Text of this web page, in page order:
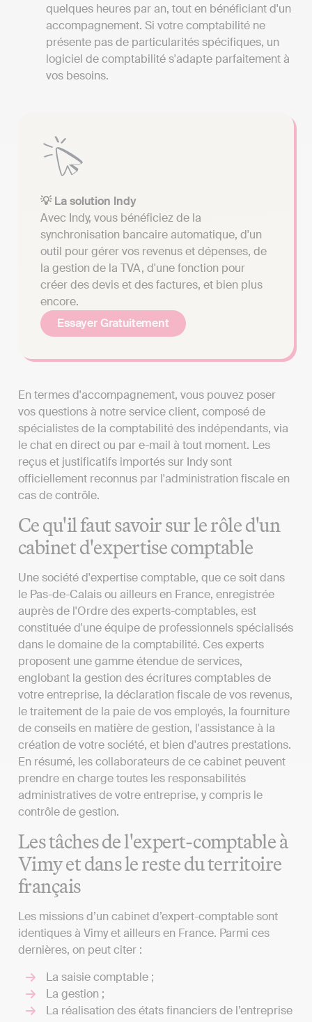
quelques heures par an, tout en bénéficiant d'un
accompagnement. Si votre comptabilité ne
présente pas de particularités spécifiques, un
logiciel de comptabilité s'adapte parfaitement à
vos besoins.
💡 La solution Indy
Avec Indy, vous bénéficiez de la
synchronisation bancaire automatique, d'un
outil pour gérer vos revenus et dépenses, de
la gestion de la TVA, d'une fonction pour
créer des devis et des factures, et bien plus
encore.
Essayer Gratuitement
En termes d'accompagnement, vous pouvez poser
vos questions à notre service client, composé de
spécialistes de la comptabilité des indépendants, via
le chat en direct ou par e-mail à tout moment. Les
reçus et justificatifs importés sur Indy sont
officiellement reconnus par l'administration fiscale en
cas de contrôle.
Ce qu'il faut savoir sur le rôle d'un
cabinet d'expertise comptable
Une société d'expertise comptable, que ce soit dans
le Pas-de-Calais ou ailleurs en France, enregistrée
auprès de l'Ordre des experts-comptables, est
constituée d'une équipe de professionnels spécialisés
dans le domaine de la comptabilité. Ces experts
proposent une gamme étendue de services,
englobant la gestion des écritures comptables de
votre entreprise, la déclaration fiscale de vos revenus,
le traitement de la paie de vos employés, la fourniture
de conseils en matière de gestion, l'assistance à la
création de votre société, et bien d'autres prestations.
En résumé, les collaborateurs de ce cabinet peuvent
prendre en charge toutes les responsabilités
administratives de votre entreprise, y compris le
contrôle de gestion.
Les tâches de l'expert-comptable à
Vimy et dans le reste du territoire
français
Les missions d’un cabinet d’expert-comptable sont
identiques à Vimy et ailleurs en France. Parmi ces
dernières, on peut citer :
La saisie comptable ;
La gestion ;
La réalisation des états financiers de l’entreprise